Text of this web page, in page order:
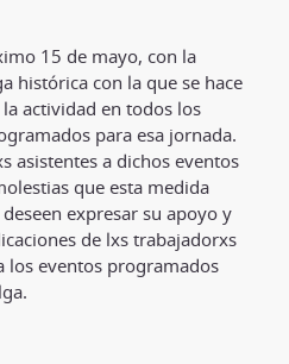
15 de mayo, con la
histórica con la que se hace
actividad en todos los
para esa jornada.
asistentes a dichos eventos
que esta medida
expresar su apoyo y
de lxs trabajadorxs
los eventos programados